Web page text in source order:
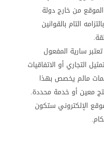
من خارج دولة
التام بالقوانين
سارية المفعول
التجاري أو الاتفاقيات
مالم يخصص بهذا
معين أو خدمة محددة.
الإلكتروني ستكون